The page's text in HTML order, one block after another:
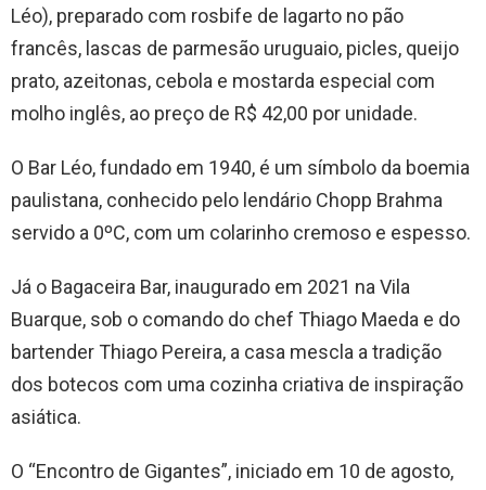
Léo), preparado com rosbife de lagarto no pão
francês, lascas de parmesão uruguaio, picles, queijo
prato, azeitonas, cebola e mostarda especial com
molho inglês, ao preço de R$ 42,00 por unidade.
O Bar Léo, fundado em 1940, é um símbolo da boemia
paulistana, conhecido pelo lendário Chopp Brahma
servido a 0ºC, com um colarinho cremoso e espesso.
Já o Bagaceira Bar, inaugurado em 2021 na Vila
Buarque, sob o comando do chef Thiago Maeda e do
bartender Thiago Pereira, a casa mescla a tradição
dos botecos com uma cozinha criativa de inspiração
asiática.
O “Encontro de Gigantes”, iniciado em 10 de agosto,